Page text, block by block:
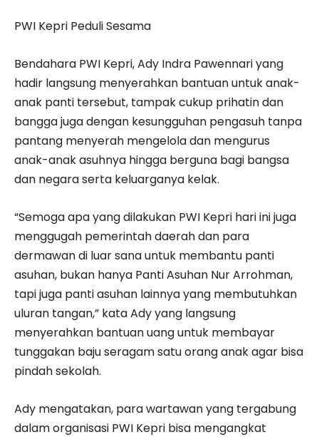
PWI Kepri Peduli Sesama
Bendahara PWI Kepri, Ady Indra Pawennari yang
hadir langsung menyerahkan bantuan untuk anak-
anak panti tersebut, tampak cukup prihatin dan
bangga juga dengan kesungguhan pengasuh tanpa
pantang menyerah mengelola dan mengurus
anak-anak asuhnya hingga berguna bagi bangsa
dan negara serta keluarganya kelak.
“Semoga apa yang dilakukan PWI Kepri hari ini juga
menggugah pemerintah daerah dan para
dermawan di luar sana untuk membantu panti
asuhan, bukan hanya Panti Asuhan Nur Arrohman,
tapi juga panti asuhan lainnya yang membutuhkan
uluran tangan,” kata Ady yang langsung
menyerahkan bantuan uang untuk membayar
tunggakan baju seragam satu orang anak agar bisa
pindah sekolah.
Ady mengatakan, para wartawan yang tergabung
dalam organisasi PWI Kepri bisa mengangkat